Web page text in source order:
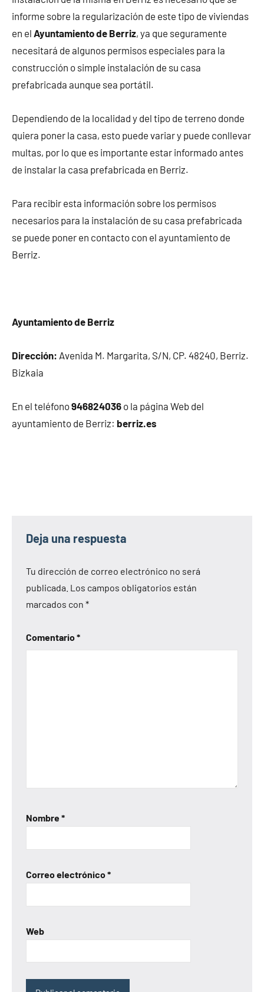
informe sobre la regularización de este tipo de viviendas
en el Ayuntamiento de Berriz, ya que seguramente
necesitará de algunos permisos especiales para la
construcción o simple instalación de su casa
prefabricada aunque sea portátil.
Dependiendo de la localidad y del tipo de terreno donde
quiera poner la casa, esto puede variar y puede conllevar
multas, por lo que es importante estar informado antes
de instalar la casa prefabricada en Berriz.
Para recibir esta información sobre los permisos
necesarios para la instalación de su casa prefabricada
se puede poner en contacto con el ayuntamiento de
Berriz.
Ayuntamiento de Berriz
Dirección: Avenida M. Margarita, S/N, CP. 48240, Berriz.
Bizkaia
En el teléfono946824036 o la página Web del
ayuntamiento de Berriz: berriz.es
Deja una respuesta
Tu dirección de correo electrónico no será
publicada. Los campos obligatorios están
marcados con *
Comentario*
Nombre*
Correo electrónico*
Web